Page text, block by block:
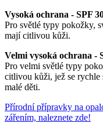
Vysoká ochrana - SPF
Pro světlé typy pokožky,
mají citlivou kůži.
Velmi vysoká ochrana -
Pro velmi světlé typy
citlivou kůži, jež se
malé děti.
Přírodní přípravky na
zářením, naleznete zde!